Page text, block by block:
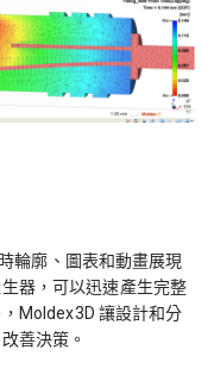
輪廓、圖表和動畫展現
器，可以迅速產生完整
Moldex3D 讓設計和分
善決策。